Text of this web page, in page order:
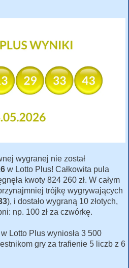
wygranej nie został
w Lotto Plus! Całkowita pula
kwoty 824 260 zł. W całym
trójkę wygrywających
), i dostało wygraną 10 złotych,
np. 100 zł za czwórkę.
Lotto Plus wyniosła 3 500
gry za trafienie 5 liczb z 6